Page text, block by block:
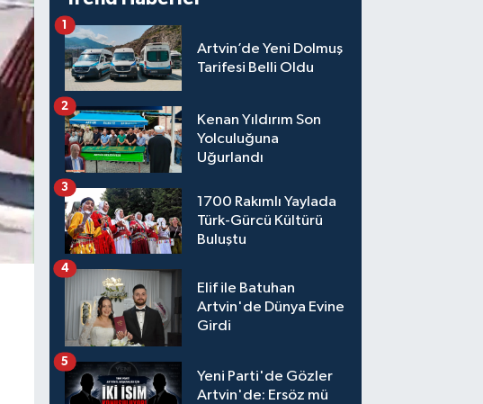
Artvin’de Yeni Dolmuş
Tarifesi Belli Oldu
1
Kenan Yıldırım Son
Yolculuğuna
Uğurlandı
2
1700 Rakımlı Yaylada
Türk-Gürcü Kültürü
Buluştu
3
Elif ile Batuhan
Artvin'de Dünya Evine
Girdi
4
Yeni Parti'de Gözler
Artvin'de: Ersöz mü
5